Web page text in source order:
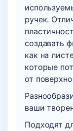
ручек.
создавать
как на
которые
от
ваши
Подходят